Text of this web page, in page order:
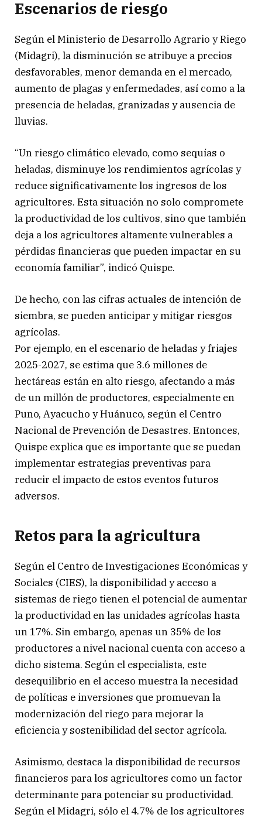
Escenarios de riesgo
Según el Ministerio de Desarrollo Agrario y Riego
(Midagri), la disminución se atribuye a precios
desfavorables, menor demanda en el mercado,
aumento de plagas y enfermedades, así como a la
presencia de heladas, granizadas y ausencia de
lluvias.
“Un riesgo climático elevado, como sequías o
heladas, disminuye los rendimientos agrícolas y
reduce significativamente los ingresos de los
agricultores. Esta situación no solo compromete
la productividad de los cultivos, sino que también
deja a los agricultores altamente vulnerables a
pérdidas financieras que pueden impactar en su
economía familiar”, indicó Quispe.
De hecho, con las cifras actuales de intención de
siembra, se pueden anticipar y mitigar riesgos
agrícolas.
Por ejemplo, en el escenario de heladas y friajes
2025-2027, se estima que 3.6 millones de
hectáreas están en alto riesgo, afectando a más
de un millón de productores, especialmente en
Puno, Ayacucho y Huánuco, según el Centro
Nacional de Prevención de Desastres. Entonces,
Quispe explica que es importante que se puedan
implementar estrategias preventivas para
reducir el impacto de estos eventos futuros
adversos.
Retos para la agricultura
Según el Centro de Investigaciones Económicas y
Sociales (CIES), la disponibilidad y acceso a
sistemas de riego tienen el potencial de aumentar
la productividad en las unidades agrícolas hasta
un 17%. Sin embargo, apenas un 35% de los
productores a nivel nacional cuenta con acceso a
dicho sistema. Según el especialista, este
desequilibrio en el acceso muestra la necesidad
de políticas e inversiones que promuevan la
modernización del riego para mejorar la
eficiencia y sostenibilidad del sector agrícola.
Asimismo, destaca la disponibilidad de recursos
financieros para los agricultores como un factor
determinante para potenciar su productividad.
Según el Midagri, sólo el 4.7% de los agricultores